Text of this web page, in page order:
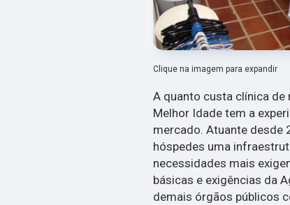
Clique na imagem para expandir
A quanto custa clínica de
Melhor Idade tem a
mercado. Atuante desde
hóspedes uma
necessidades mais
básicas e exigências da
demais órgãos públicos